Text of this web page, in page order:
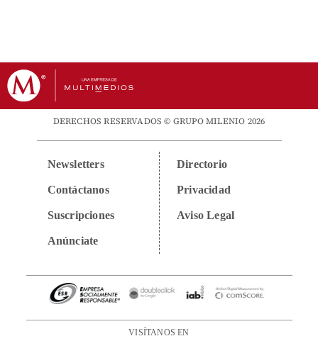
DERECHOS RESERVADOS © GRUPO MILENIO 2026
Newsletters
Contáctanos
Suscripciones
Anúnciate
Directorio
Privacidad
Aviso Legal
VISÍTANOS EN